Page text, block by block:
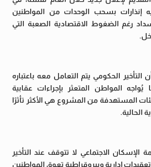
إنذارات بسحب الوحدات من المواطنين
رغم الضغوط الاقتصادية الصعبة التي
التأخير الحكومي يتم التعامل معه باعتباره
يُواجه المواطن المتعثر بإجراءات عقابية
المستهدفة من المشروع هي الأكثر تأثرًا
الحالية.
الإسكان الاجتماعي لا تتوقف عند التأخير
إدارية وبيروقراطية تعوق المواطنين